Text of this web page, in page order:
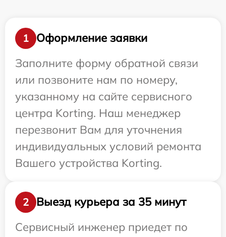
1
Оформление заявки
Заполните форму обратной связи
или позвоните нам по номеру,
указанному на сайте сервисного
центра Korting. Наш менеджер
перезвонит Вам для уточнения
индивидуальных условий ремонта
Вашего устройства Korting.
2
Выезд курьера за 35 минут
Сервисный инженер приедет по